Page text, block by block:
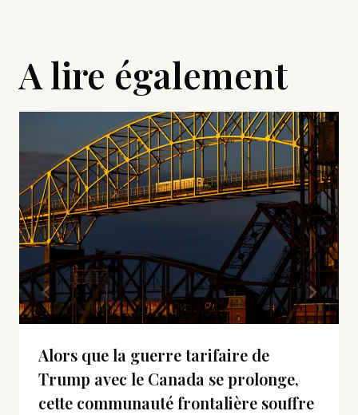
A lire également
Alors que la guerre tarifaire de
Trump avec le Canada se prolonge,
cette communauté frontalière souffre